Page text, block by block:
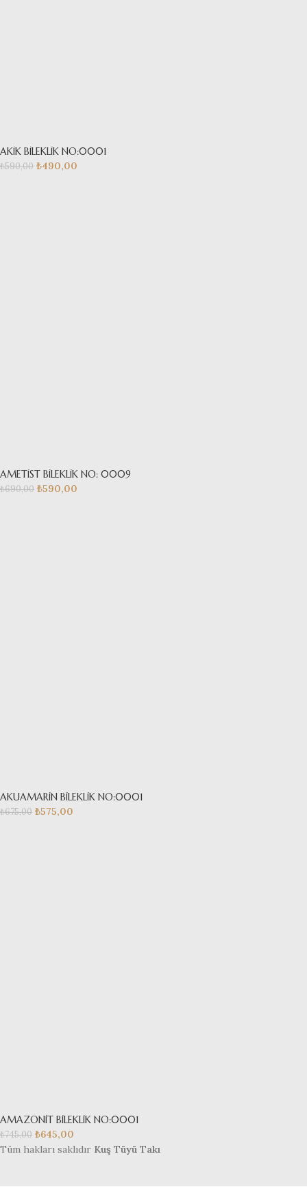
AKİK BİLEKLİK NO:0001
₺590,00 ₺490,00
AMETİST BİLEKLİK NO: 0009
₺690,00 ₺590,00
AKUAMARİN BİLEKLİK NO:0001
₺675,00 ₺575,00
AMAZONİT BİLEKLİK NO:0001
₺745,00 ₺645,00
Tüm hakları saklıdır Kuş Tüyü Takı